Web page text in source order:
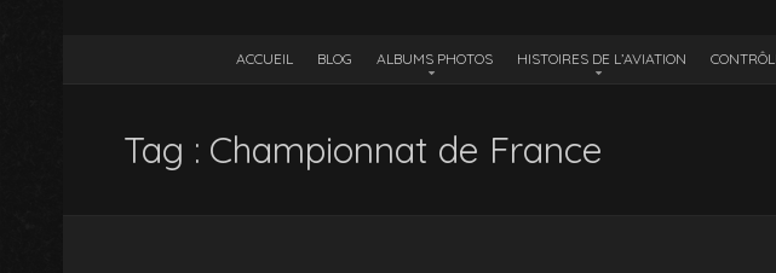
ACCUEIL BLOG ALBUMS PHOTOS HISTOIRES DE L’AVIATION
Tag : Championnat de France